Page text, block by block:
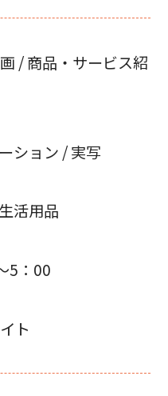
/ 商品・サービス紹
ション / 実写
活用品
5：00
ト